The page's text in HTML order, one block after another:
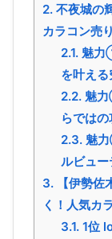
2. 不夜城の
カラコン売
2.1.魅力
を叶え
2.2.魅力
らではの
2.3.魅力
ルビュ
3. 【伊勢佐
く！人気カ
3.1.1位